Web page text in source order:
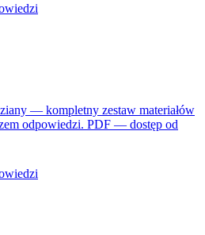
— kompletny zestaw materiałów
odpowiedzi. PDF — dostęp od